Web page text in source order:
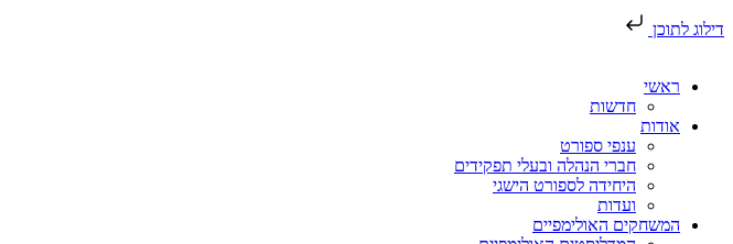
דילוג לתוכן
ראשי
חדשות
אודות
ענפי ספורט
חברי הנהלה ובעלי תפקידים
היחידה לספורט הישגי
ועדות
המשחקים האולימפיים